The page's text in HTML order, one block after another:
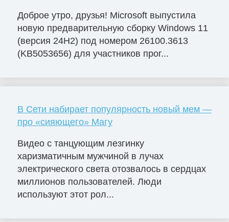
Доброе утро, друзья! Microsoft выпустила
новую предварительную сборку Windows 11
(версия 24H2) под номером 26100.3613
(KB5053656) для участников прог...
В Сети набирает популярность новый мем —
про «сияющего» Магу
Видео с танцующим лезгинку
харизматичным мужчиной в лучах
электрического света отозвалось в сердцах
миллионов пользователей. Люди
используют этот рол...